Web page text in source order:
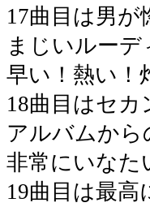
17曲目は男が
まじいルーデ
早い！熱い！
18曲目はセ
アルバムから
非常にいなた
19曲目は最